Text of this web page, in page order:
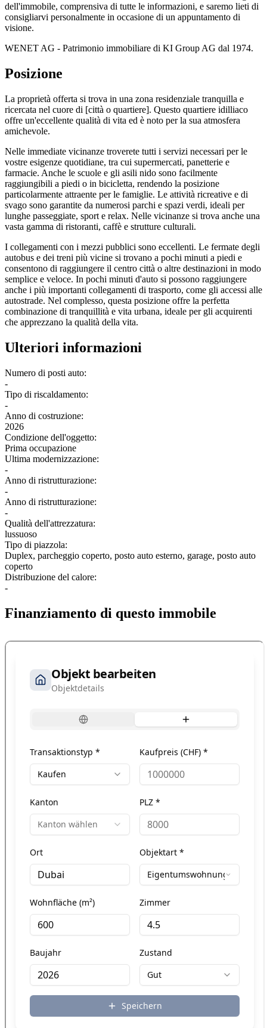
dell'immobile, comprensiva di tutte le informazioni, e saremo lieti di
consigliarvi personalmente in occasione di un appuntamento di
visione.
WENET AG - Patrimonio immobiliare di KI Group AG dal 1974.
Posizione
La proprietà offerta si trova in una zona residenziale tranquilla e
ricercata nel cuore di [città o quartiere]. Questo quartiere idilliaco
offre un'eccellente qualità di vita ed è noto per la sua atmosfera
amichevole.
Nelle immediate vicinanze troverete tutti i servizi necessari per le
vostre esigenze quotidiane, tra cui supermercati, panetterie e
farmacie. Anche le scuole e gli asili nido sono facilmente
raggiungibili a piedi o in bicicletta, rendendo la posizione
particolarmente attraente per le famiglie. Le attività ricreative e di
svago sono garantite da numerosi parchi e spazi verdi, ideali per
lunghe passeggiate, sport e relax. Nelle vicinanze si trova anche una
vasta gamma di ristoranti, caffè e strutture culturali.
I collegamenti con i mezzi pubblici sono eccellenti. Le fermate degli
autobus e dei treni più vicine si trovano a pochi minuti a piedi e
consentono di raggiungere il centro città o altre destinazioni in modo
semplice e veloce. In pochi minuti d'auto si possono raggiungere
anche i più importanti collegamenti di trasporto, come gli accessi alle
autostrade. Nel complesso, questa posizione offre la perfetta
combinazione di tranquillità e vita urbana, ideale per gli acquirenti
che apprezzano la qualità della vita.
Ulteriori informazioni
Numero di posti auto:
-
Tipo di riscaldamento:
-
Anno di costruzione:
2026
Condizione dell'oggetto:
Prima occupazione
Ultima modernizzazione:
-
Anno di ristrutturazione:
-
Anno di ristrutturazione:
-
Qualità dell'attrezzatura:
lussuoso
Tipo di piazzola:
Duplex, parcheggio coperto, posto auto esterno, garage, posto auto
coperto
Distribuzione del calore:
-
Finanziamento di questo immobile